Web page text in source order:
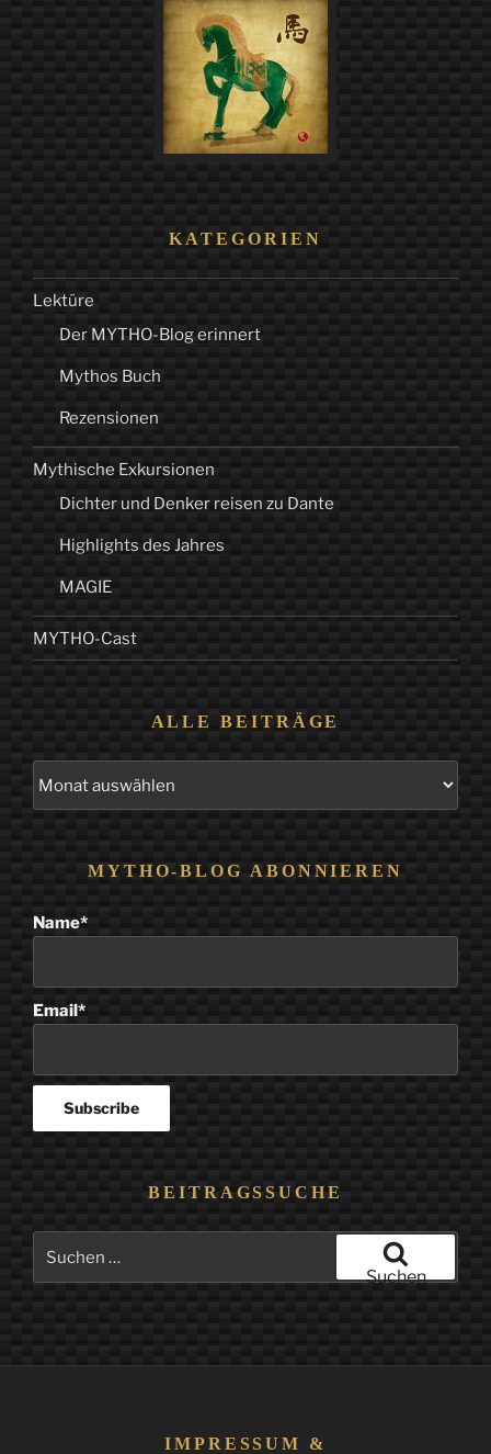
KATEGORIEN
Lektüre
Der MYTHO-Blog erinnert
Mythos Buch
Rezensionen
Mythische Exkursionen
Dichter und Denker reisen zu Dante
Highlights des Jahres
MAGIE
MYTHO-Cast
ALLE BEITRÄGE
MYTHO-BLOG ABONNIEREN
Name*
Email*
BEITRAGSSUCHE
nach:
Suchen
IMPRESSUM &